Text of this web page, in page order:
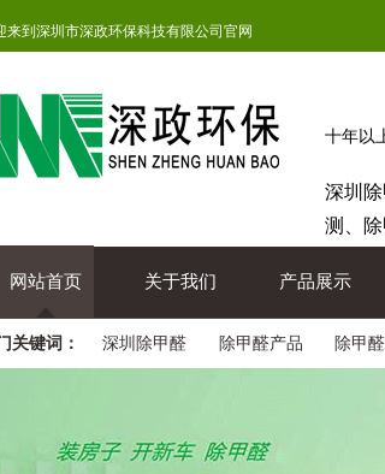
来到深圳市深政环保科技有限公司官网
十年以
深圳
测、除
网站首页 关于我们 产品展示
关键词： 深圳除甲醛 除甲醛产品 除甲